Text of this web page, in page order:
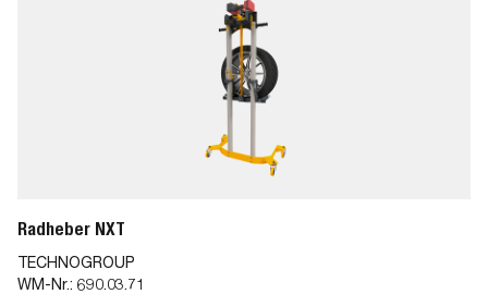
Radheber NXT
TECHNOGROUP
WM-Nr.: 690.03.71